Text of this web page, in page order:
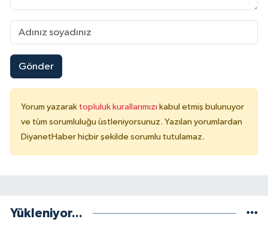
Gönder
Yorum yazarak topluluk kurallarımızı kabul etmiş bulunuyor
ve tüm sorumluluğu üstleniyorsunuz. Yazılan yorumlardan
DiyanetHaber hiçbir şekilde sorumlu tutulamaz.
Yükleniyor...
Muğla Müftülüğü
Muş Müftülüğü
Niğde Müftülüğü
Ordu Müftülüğü
Rize Müftülüğü